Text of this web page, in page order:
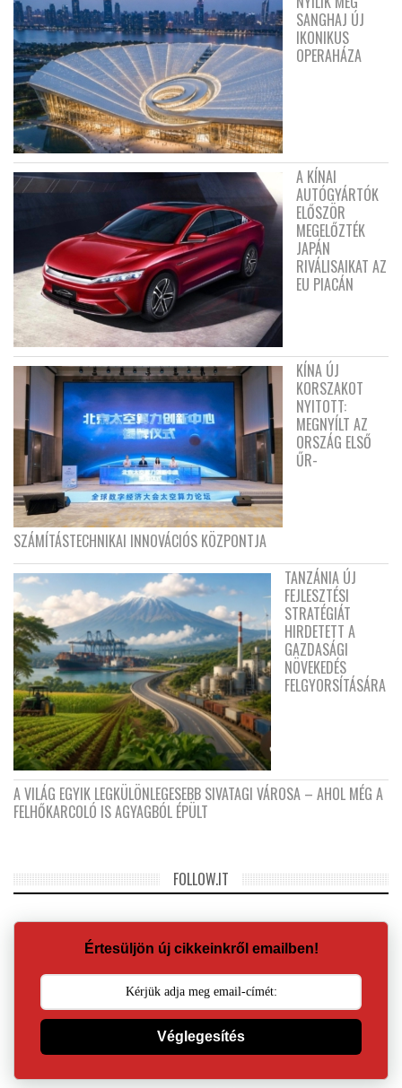
SANGHAJ ÚJ
IKONIKUS
OPERAHÁZA
A KÍNAI
AUTÓGYÁRTÓK
ELŐSZÖR
MEGELŐZTÉK
JAPÁN
RIVÁLISAIKAT AZ
EU PIACÁN
KÍNA ÚJ
KORSZAKOT
NYITOTT:
MEGNYÍLT AZ
ORSZÁG ELSŐ
ŰR-
SZÁMÍTÁSTECHNIKAI INNOVÁCIÓS KÖZPONTJA
TANZÁNIA ÚJ
FEJLESZTÉSI
STRATÉGIÁT
HIRDETETT A
GAZDASÁGI
NÖVEKEDÉS
FELGYORSÍTÁSÁRA
A VILÁG EGYIK LEGKÜLÖNLEGESEBB SIVATAGI VÁROSA – AHOL MÉG A
FELHŐKARCOLÓ IS AGYAGBÓL ÉPÜLT
FOLLOW.IT
Értesüljön új cikkeinkről emailben!
Véglegesítés